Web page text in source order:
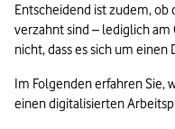
Entscheidend ist zudem,
verzahnt sind – lediglich
nicht, dass es sich um
Im Folgenden erfahren Sie,
einen digitalisierten